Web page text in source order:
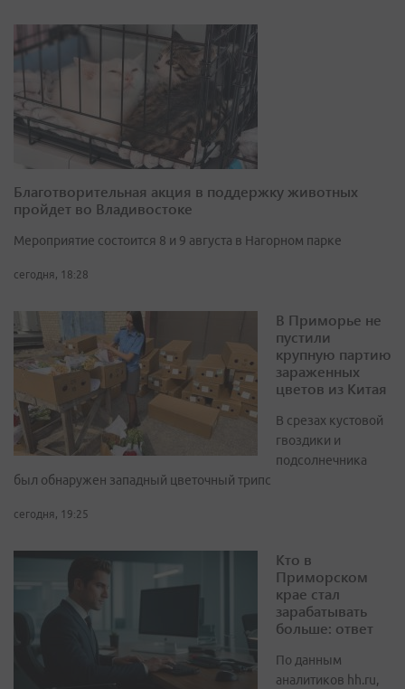
Благотворительная акция в поддержку животных
пройдет во Владивостоке
Мероприятие состоится 8 и 9 августа в Нагорном парке
сегодня, 18:28
В Приморье не
пустили
крупную партию
зараженных
цветов из Китая
В срезах кустовой
гвоздики и
подсолнечника
был обнаружен западный цветочный трипс
сегодня, 19:25
Кто в
Приморском
крае стал
зарабатывать
больше: ответ
По данным
аналитиков hh.ru,